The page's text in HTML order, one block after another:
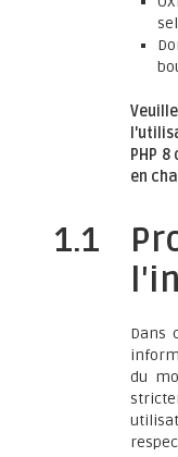
PHP
en
1.1
Dans
du